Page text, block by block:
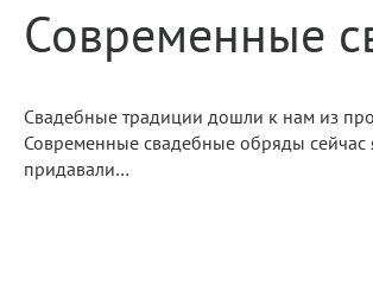
Современные
Свадебные традиции дошли к нам из
Современные свадебные обряды
придавали…